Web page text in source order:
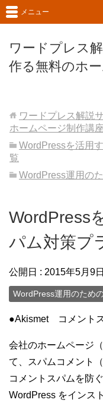
ワードプレス
作る無料のホ
メニュー
ワードプレス解説
ホームページ制作講座
WordPressを活用
覧
WordPress運用の
WordPress
パム対策プ
公開日 : 2015年5月9日
WordPress運用のため
●Akismet コメント
会社のホームページ
て、スパムコメント
コメントスパムを防
WordPress をインス